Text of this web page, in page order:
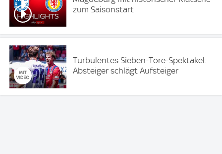
zum Saisonstart
Turbulentes Sieben-Tore-Spektakel:
Absteiger schlägt Aufsteiger